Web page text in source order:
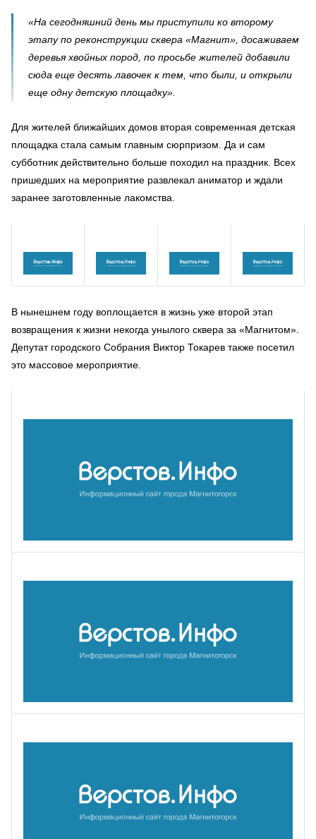
«На сегодняшний день мы приступили ко второму
этапу по реконструкции сквера «Магнит», досаживаем
деревья хвойных пород, по просьбе жителей добавили
сюда еще десять лавочек к тем, что были, и открыли
еще одну детскую площадку».
Для жителей ближайших домов вторая современная детская
площадка стала самым главным сюрпризом. Да и сам
субботник действительно больше походил на праздник. Всех
пришедших на мероприятие развлекал аниматор и ждали
заранее заготовленные лакомства.
В нынешнем году воплощается в жизнь уже второй этап
возвращения к жизни некогда унылого сквера за «Магнитом».
Депутат городского Собрания Виктор Токарев также посетил
это массовое мероприятие.